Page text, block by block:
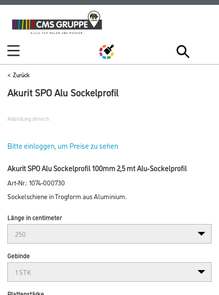
Zum
Inhalt
Zum
Navigationsmenü
Zurück
Akurit SPO Alu Sockelprofil
Abbildung ähnlich
Bitte einloggen, um Preise zu sehen
Akurit SPO Alu Sockelprofil 100mm 2,5 mt Alu-Sockelprofil
Art-Nr.:1074-000730
Sockelschiene in Trogform aus Aluminium.
Länge in centimeter
Gebinde